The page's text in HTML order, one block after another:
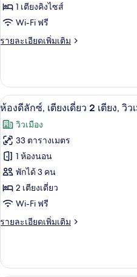
เตียง,
วิว
เอ็ก
เซก
คิว
สวีท,
เตียง
คิง
ไซส์
1
เตียง,
วิว
แม่น้ำ
1 เตียงคิงไซส์
Wi-Fi ฟรี
รายละเอียดเพิ่มเติม
ราย
เกี่ยว
กับ
ห้อง
เซก
คิว
ทีฟ
สวี
ท,
เตียง
คิง
ไซส์
เตียง,
เปิด
ภาพถ่าย
ทั้งหมด
ของ
ห้อง
ดี
ลัก
ซ์,
เดี่ยว
7
ห้องดีลักซ์, เตียงเดี่ยว 2 เตียง, วิว
วิวเมือง
33 ตารางเมตร
1 ห้องนอน
พักได้ 3 คน
2 เตียงเดี่ยว
Wi-Fi ฟรี
รายละเอียดเพิ่มเติม
ราย
เกี่ยว